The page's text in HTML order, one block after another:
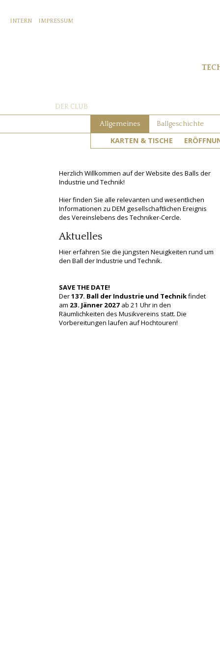
INTERN IMPRESSUM
DER CLUB
Allgemeines
KARTEN & TISCHE
Ballgeschichte
Herzlich Willkommen auf der Website des Balls der
Industrie und Technik!
Hier finden Sie alle relevanten und wesentlichen
Informationen zu DEM gesellschaftlichen Ereignis
des Vereinslebens des Techniker-Cercle.
Aktuelles
Hier erfahren Sie die jüngsten Neuigkeiten rund um
den Ball der Industrie und Technik.
SAVE THE DATE!
Der137. Ball der Industrie und Technikfindet
am 23. Jänner 2027 ab 21 Uhr in den
Räumlichkeiten des Musikvereins statt. Die
Vorbereitungen laufen auf Hochtouren!